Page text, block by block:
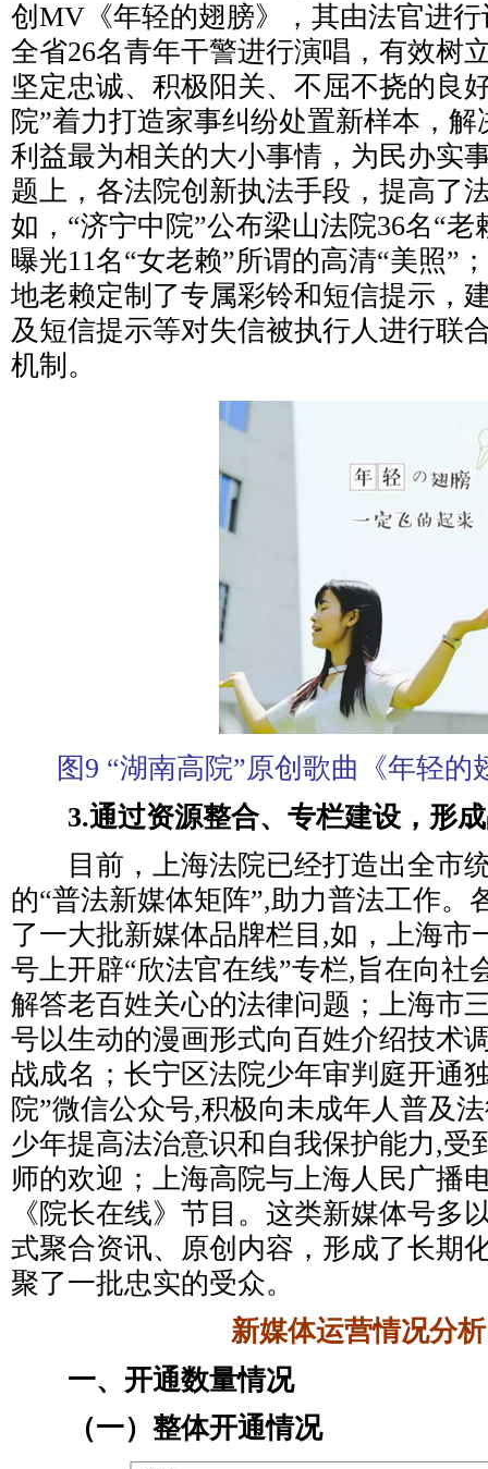
创MV《年轻的翅膀》，其由法官进
全省26名青年干警进行演唱，有效树
坚定忠诚、积极阳关、不屈不挠的良
院”着力打造家事纠纷处置新样本，
利益最为相关的大小事情，为民办实
题上，各法院创新执法手段，提高了
如，“济宁中院”公布梁山法院36名“老
曝光11名“女老赖”所谓的高清“美照”
地老赖定制了专属彩铃和短信提示，
及短信提示等对失信被执行人进行联
机制。
图9 “湖南高院”原创歌曲《年轻
3.通过资源整合、专栏建设，形
目前，上海法院已经打造出全市
的“普法新媒体矩阵”,助力普法工作。
了一大批新媒体品牌栏目,如，上海市
号上开辟“欣法官在线”专栏,旨在向社
解答老百姓关心的法律问题；上海市
号以生动的漫画形式向百姓介绍技术
战成名；长宁区法院少年审判庭开通
院”微信公众号,积极向未成年人普及
少年提高法治意识和自我保护能力,受
师的欢迎；上海高院与上海人民广播
《院长在线》节目。这类新媒体号多
式聚合资讯、原创内容，形成了长期
聚了一批忠实的受众。
新媒体运营情况分析
一、开通数量情况
（一）整体开通情况